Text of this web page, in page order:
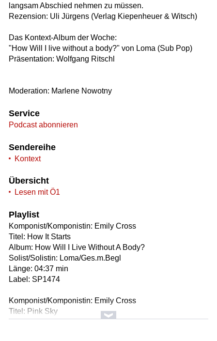
langsam Abschied nehmen zu müssen.
Rezension: Uli Jürgens (Verlag Kiepenheuer & Witsch)
Das Kontext-Album der Woche:
"How Will I live without a body?" von Loma (Sub Pop)
Präsentation: Wolfgang Ritschl
Moderation: Marlene Nowotny
Service
Podcast abonnieren
Sendereihe
Kontext
Übersicht
Lesen mit Ö1
Playlist
Komponist/Komponistin: Emily Cross
Titel: How It Starts
Album: How Will I Live Without A Body?
Solist/Solistin: Loma/Ges.m.Begl
Länge: 04:37 min
Label: SP1474
Komponist/Komponistin: Emily Cross
Titel: Pink Sky
Album: How Will I Live Without A Body?